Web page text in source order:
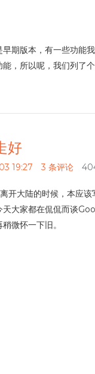
早期版本，有一些功能
，所以呢，我们列了
好
19:27 3 条评论
开大陆的时候，本应该
天大家都在侃侃而谈
微怀一下旧。